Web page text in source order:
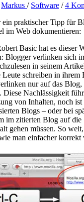
Markus / Software /4
praktischer Tipp für
im Web dokumentieren:
Basic hat es dieser
Blogger verlinken sich
in seinem
Leute schreiben in ihrem
nur auf das Blog,
Nachlässigkeit
von Inhalten, noch
Blogs – oder bei
im zitierten Blog auf die
gehen müssen. So
man einfacher korrekt